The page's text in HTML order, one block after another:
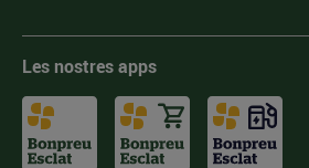
Les nostres apps